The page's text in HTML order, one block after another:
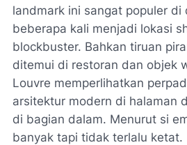
landmark ini sangat populer di
beberapa kali menjadi lokasi
blockbuster. Bahkan tiruan
ditemui di restoran dan objek
Louvre memperlihatkan
arsitektur modern di halaman
di bagian dalam. Menurut si
banyak tapi tidak terlalu ketat.